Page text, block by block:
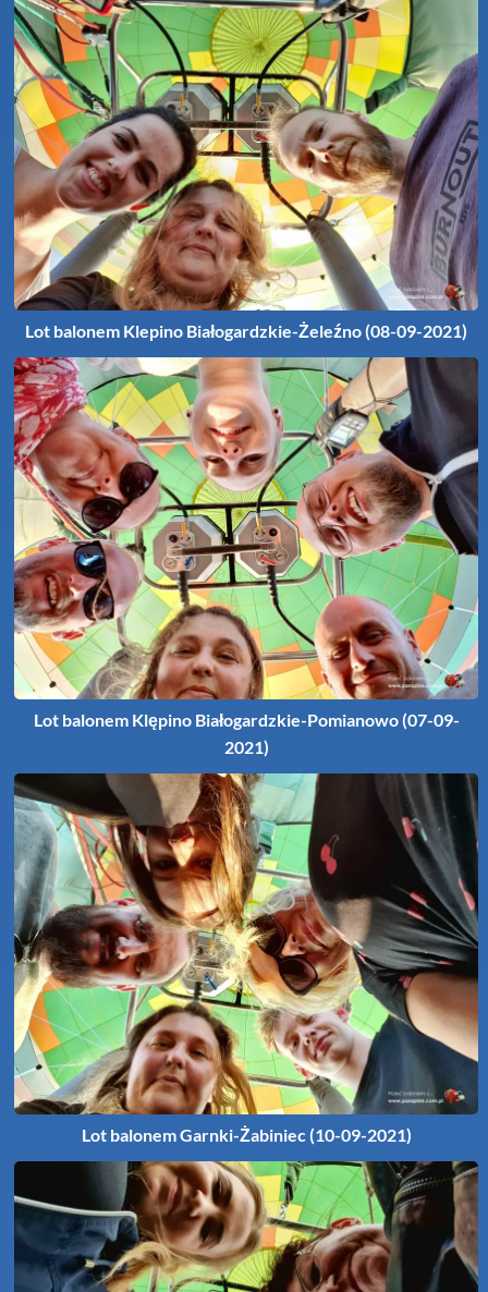
Lot balonem Klepino Białogardzkie-Żeleźno (08-09-2021)
Lot balonem Klępino Białogardzkie-Pomianowo (07-09-
2021)
Lot balonem Garnki-Żabiniec (10-09-2021)